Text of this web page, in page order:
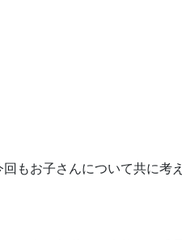
もお子さんについて共に考